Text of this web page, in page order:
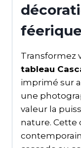
féerique
Transformez
tableau
imprimé sur
une
valeur la
nature. Cette